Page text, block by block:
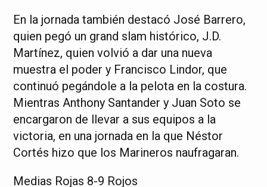
En la jornada también destacó José Barrero,
quien pegó un grand slam histórico, J.D.
Martínez, quien volvió a dar una nueva
muestra el poder y Francisco Lindor, que
continuó pegándole a la pelota en la costura.
Mientras Anthony Santander y Juan Soto se
encargaron de llevar a sus equipos a la
victoria, en una jornada en la que Néstor
Cortés hizo que los Marineros naufragaran.
Medias Rojas 8-9 Rojos